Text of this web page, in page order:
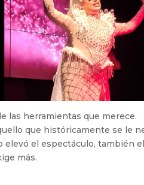
las herramientas que merece.
que históricamente se le
elevó el espectáculo, también
más.